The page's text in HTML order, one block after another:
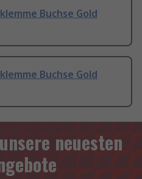
Buchse Gold
Buchse Gold
neuesten